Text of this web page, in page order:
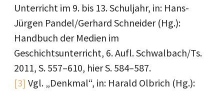
Unterricht im 9. bis 13. Schuljahr, in: Hans-
Jürgen Pandel/Gerhard Schneider (Hg.):
Handbuch der Medien im
Geschichtsunterricht, 6. Aufl. Schwalbach/Ts.
2011, S. 557–610, hier S. 584–587.
[3] Vgl. „Denkmal“, in: Harald Olbrich (Hg.):